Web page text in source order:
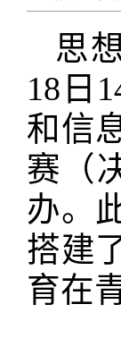
思
18日
和信
赛（
办。
搭建
育在